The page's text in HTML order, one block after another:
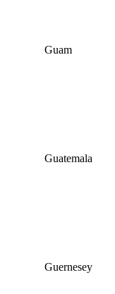
Guam
Guatemala
Guernesey